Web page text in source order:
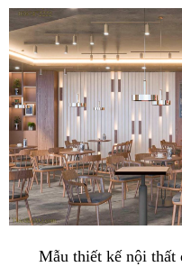
Mẫu thiết kế nội thất